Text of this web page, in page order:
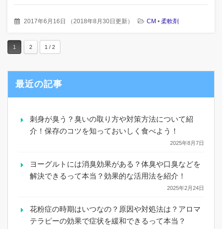
2017年6月16日 （2018年8月30日更新） CM • 柔軟剤
1 2 1 / 2
最近の記事
刺身が臭う？臭いの取り方や対策方法について紹
介！保存のコツを知っておいしく食べよう！
2025年8月7日
ヨーグルトには消臭効果がある？体臭や口臭などを
解決できるって本当？効果的な活用法を紹介！
2025年2月24日
花粉症の時期はいつなの？原因や対処法は？アロマ
テラピーの効果で症状を緩和できるって本当？